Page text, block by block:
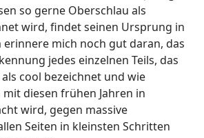
so gerne Oberschlau als
wird, findet seinen Ursprung in
erinnere mich noch gut daran, das
jedes einzelnen Teils, das
cool bezeichnet und wie
diesen frühen Jahren in
wird, gegen massive
Seiten in kleinsten Schritten